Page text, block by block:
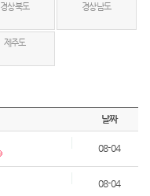
경상북도 경상남도
제주도
날짜
08-04
08-04